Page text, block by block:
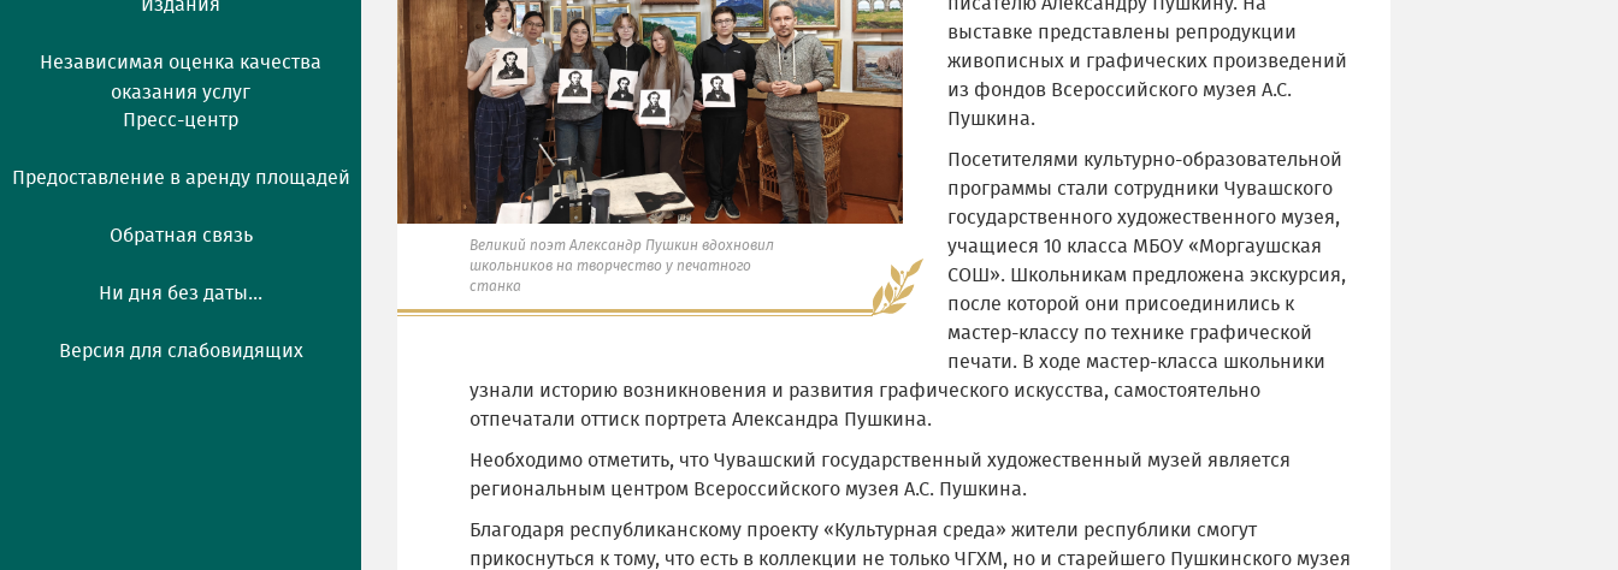
Издания
Независимая оценка качества
оказания услуг
Пресс-центр
Предоставление в аренду площадей
Обратная связь
Ни дня без даты...
Версия для слабовидящих
Великий поэт Александр Пушкин вдохновил
школьников на творчество у печатного
станка
выставке представлены репродукции
живописных и графических произведений
из фондов Всероссийского музея А.С.
Пушкина.
Посетителями культурно-образовательной
программы стали сотрудники Чувашского
государственного художественного музея,
учащиеся 10 класса МБОУ «Моргаушская
СОШ». Школьникам предложена экскурсия,
после которой они присоединились к
мастер-классу по технике графической
печати. В ходе мастер-класса школьники
узнали историю возникновения и развития графического искусства, самостоятельно
отпечатали оттиск портрета Александра Пушкина.
Необходимо отметить, что Чувашский государственный художественный музей является
региональным центром Всероссийского музея А.С. Пушкина.
Благодаря республиканскому проекту «Культурная среда» жители республики смогут
прикоснуться к тому, что есть в коллекции не только ЧГХМ, но и старейшего Пушкинского музея